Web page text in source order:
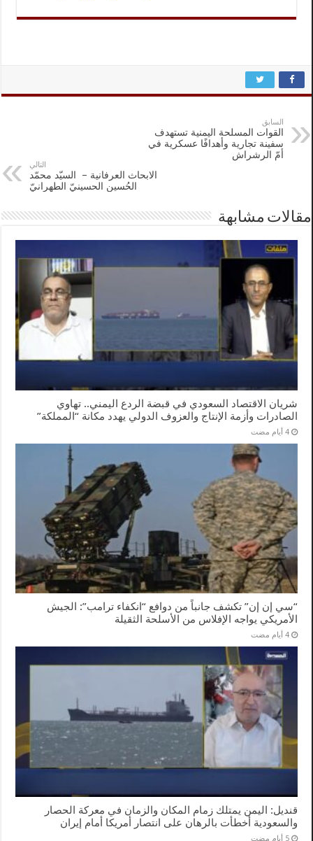
السابق
القوات المسلحة اليمنية تستهدف
سفينة تجارية وأهدافًا عسكرية في
أمّ الرشراش
التالي
الابحاث العرفانية – السيّد محمّد
الحُسين‌ الحسينيّ الطهرانيّ
مقالات مشابهة
شريان الاقتصاد السعودي في قبضة الردع اليمني.. تهاوي
الصادرات وأزمة الإنتاج والعزوف الدولي يهدد مكانة “المملكة”
‏4 أيام مضت
“سي إن إن” تكشف جانباً من دوافع “انكفاء ترامب”: الجيش
الأمريكي يواجه الإفلاس من الأسلحة الثقيلة
‏4 أيام مضت
قنديل: اليمن يمتلك زمام المكان والزمان في معركة الحصار
والسعودية أخطأت بالرهان على انتصار أمريكا أمام إيران
‏5 أيام مضت